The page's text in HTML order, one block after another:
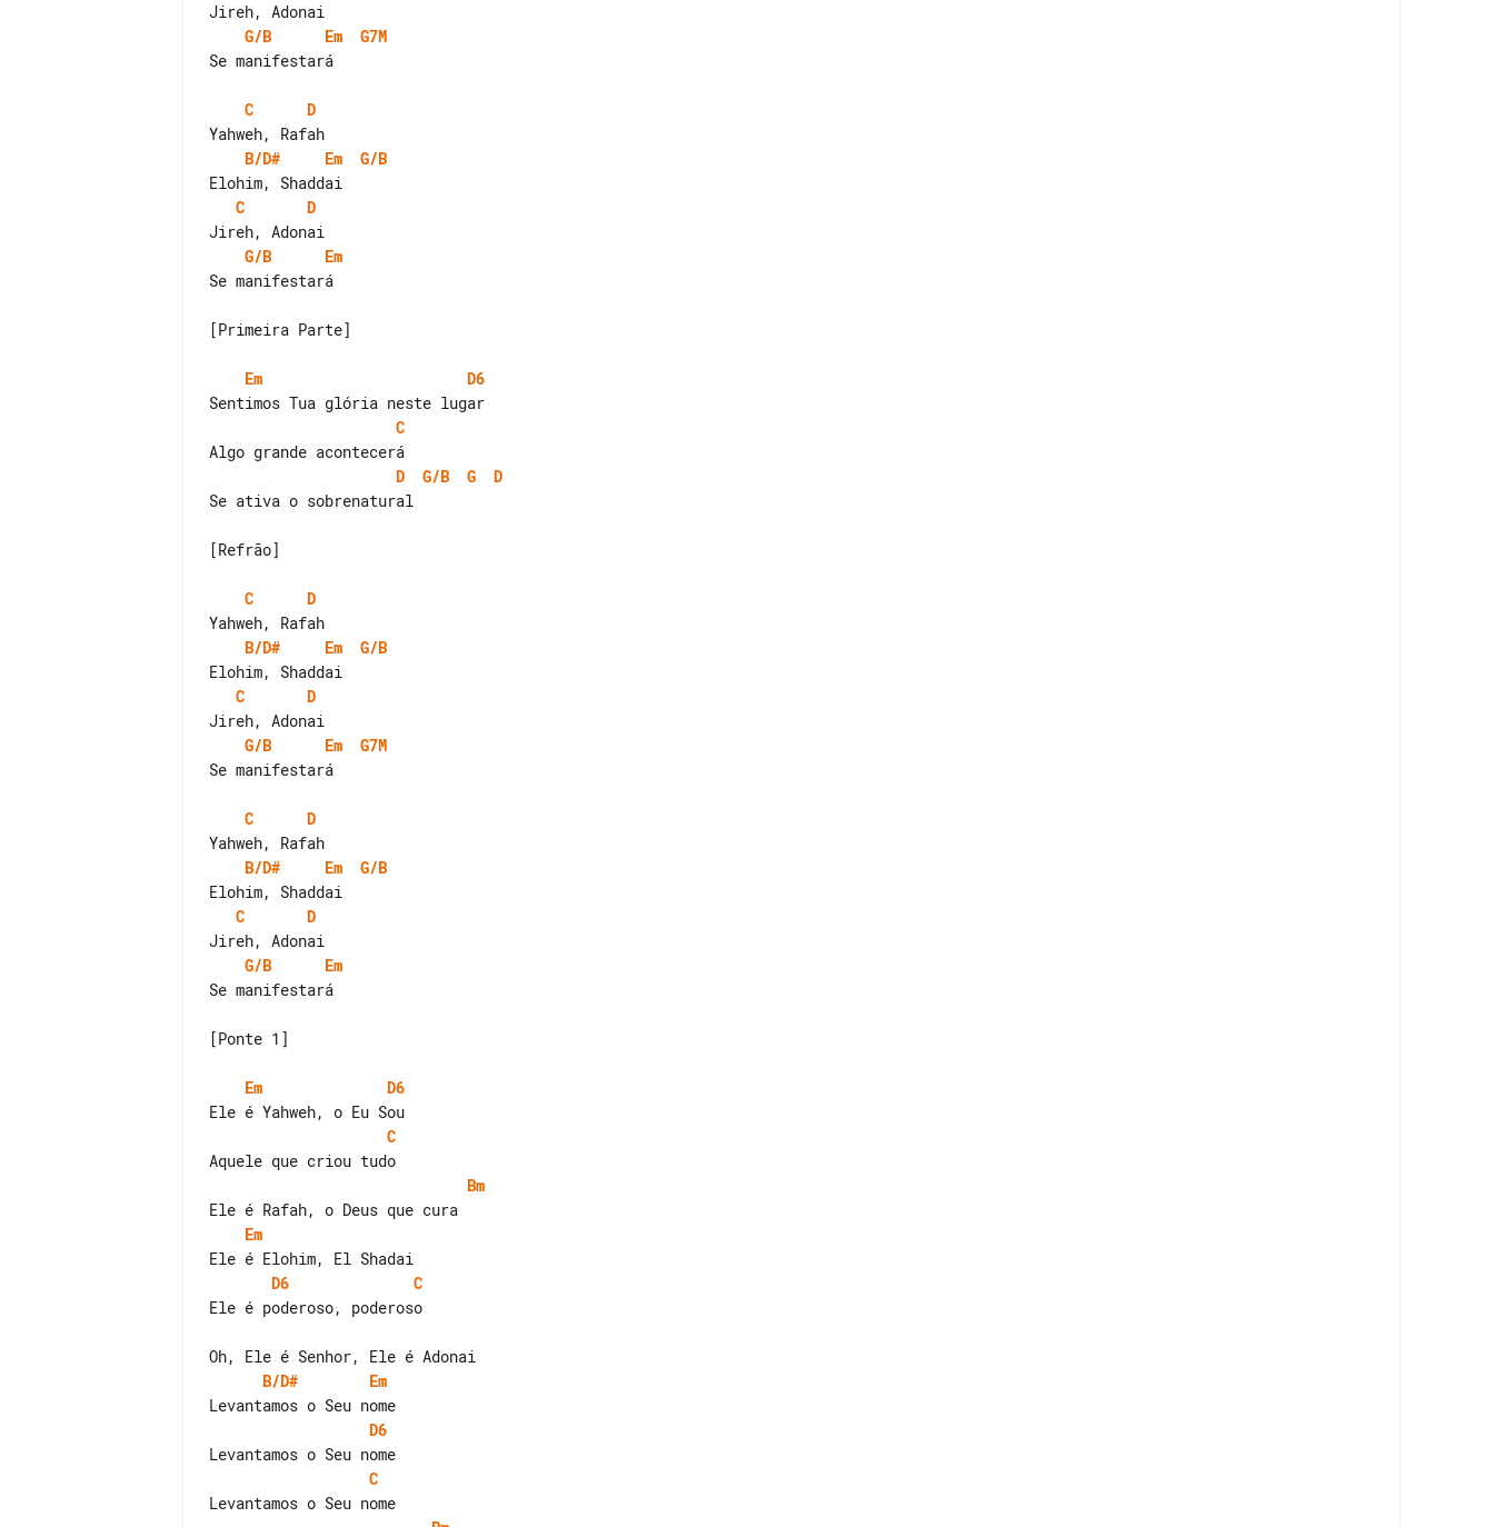
G/B
Em
G7M
Se manifestará
C
D
B/D#
Em
G/B
C
D
G/B
Em
Se manifestará
[Primeira Parte]
Em
D6
C
D
G/B G
D
Se ativa o sobrenatural
[Refrão]
C
D
B/D#
Em
G/B
C
D
G/B
Em
G7M
Se manifestará
C
D
B/D#
Em
G/B
C
D
G/B
Em
Se manifestará
[Ponte 1]
Em
D6
C
Bm
Em
D6
C
Ele é poderoso, poderoso
B/D#
Em
D6
C